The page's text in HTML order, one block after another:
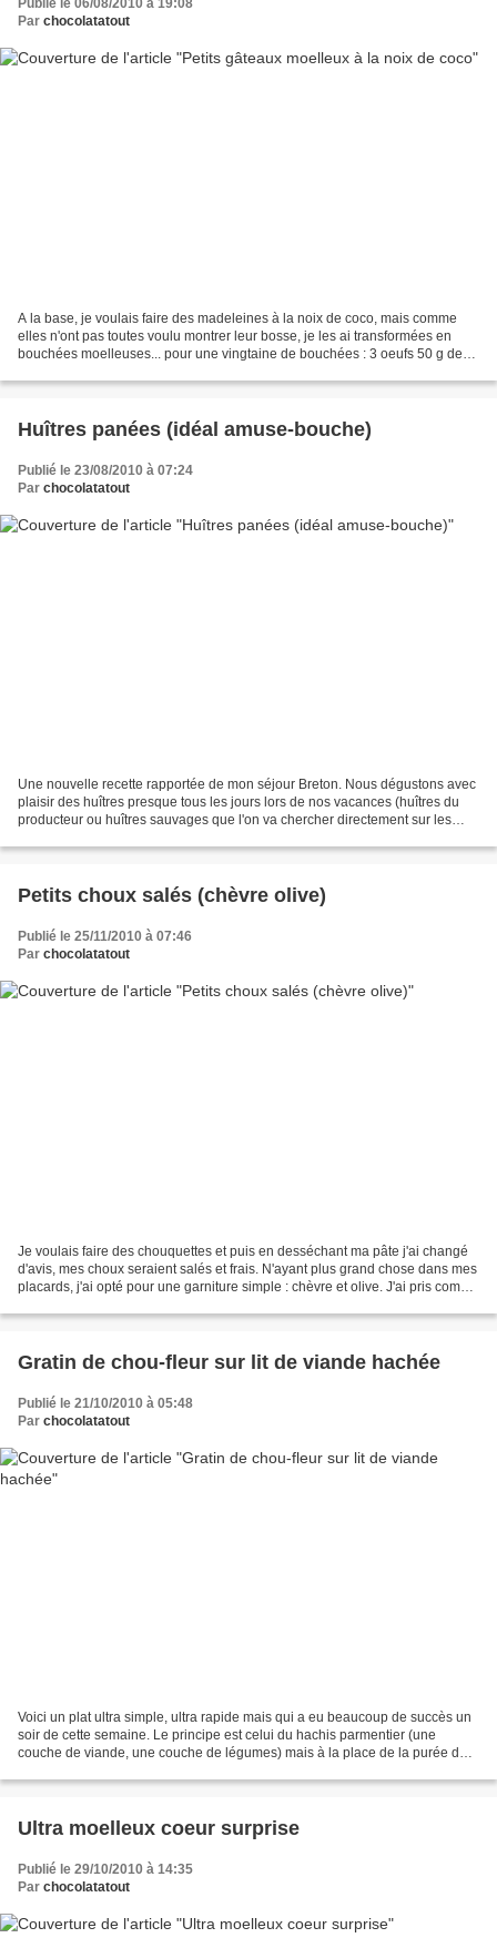
Publié le 06/08/2010 à 19:08
Par chocolatatout
A la base, je voulais faire des madeleines à la noix de coco, mais comme
elles n'ont pas toutes voulu montrer leur bosse, je les ai transformées en
bouchées moelleuses... pour une vingtaine de bouchées : 3 oeufs 50 g de
Huîtres panées (idéal amuse-bouche)
Publié le 23/08/2010 à 07:24
Par chocolatatout
Une nouvelle recette rapportée de mon séjour Breton. Nous dégustons avec
plaisir des huîtres presque tous les jours lors de nos vacances (huîtres du
producteur ou huîtres sauvages que l'on va chercher directement sur les
Petits choux salés (chèvre olive)
Publié le 25/11/2010 à 07:46
Par chocolatatout
Je voulais faire des chouquettes et puis en desséchant ma pâte j'ai changé
d'avis, mes choux seraient salés et frais. N'ayant plus grand chose dans mes
placards, j'ai opté pour une garniture simple : chèvre et olive. J'ai pris comme
Gratin de chou-fleur sur lit de viande hachée
Publié le 21/10/2010 à 05:48
Par chocolatatout
Voici un plat ultra simple, ultra rapide mais qui a eu beaucoup de succès un
soir de cette semaine. Le principe est celui du hachis parmentier (une
couche de viande, une couche de légumes) mais à la place de la purée de
Ultra moelleux coeur surprise
Publié le 29/10/2010 à 14:35
Par chocolatatout